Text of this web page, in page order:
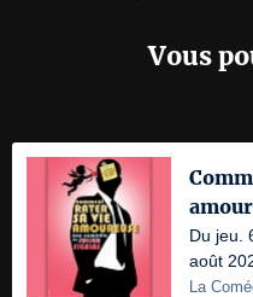
Vous
Du jeu.
août
La